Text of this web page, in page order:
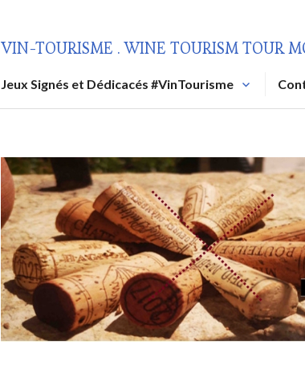
VIN-TOURISME . WINE TOURISM TOUR
Jeux Signés et Dédicacés #VinTourisme